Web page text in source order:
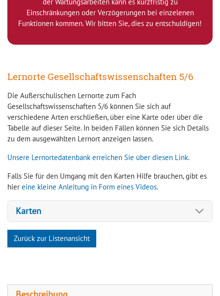
der Wartungsarbeiten kann es kurzfristig zu
Einschränkungen oder Verzögerungen bei einzelenen
Funktionen kommen. Wir bitten Sie, dies zu entschuldigen!
Lernorte Gesellschaftswissenschaften 5/6
Die Außerschulischen Lernorte zum Fach
Gesellschaftswissenschaften 5/6 können Sie sich auf
verschiedene Arten erschließen, über eine Karte oder über die
Tabelle auf dieser Seite. In beiden Fällen können Sie sich Details
zu dem ausgewählten Lernort anzeigen lassen.
Unsere Lernortedatenbank erreichen Sie über diesen Link.
Falls Sie für den Umgang mit den Karten Hilfe brauchen, gibt es
hier eine kleine Anleitung in Form eines Videos.
Karten
Zurück zur Listenansicht